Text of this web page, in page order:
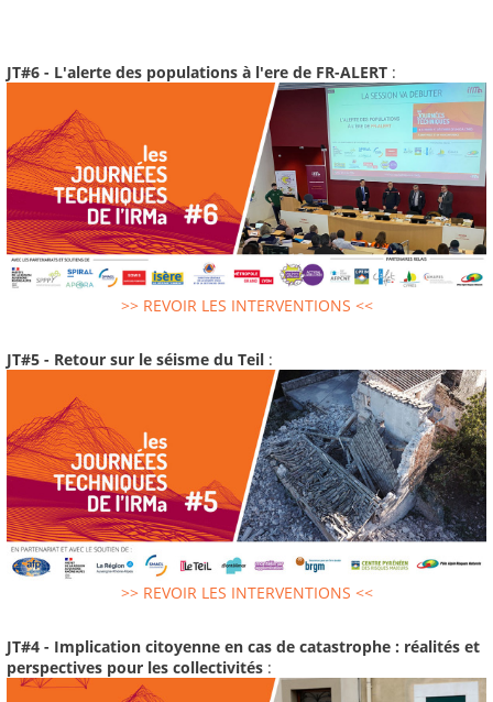
JT#6 - L'alerte des populations à l'ere de FR-ALERT :
>> REVOIR LES INTERVENTIONS <<
JT#5 - Retour sur le séisme du Teil :
>> REVOIR LES INTERVENTIONS <<
JT#4 - Implication citoyenne en cas de catastrophe : réalités et
perspectives pour les collectivités :